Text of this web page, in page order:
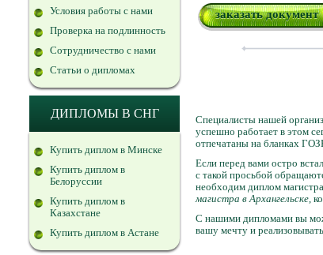
Условия работы с нами
Проверка на подлинность
Сотрудничество с нами
Статьи о дипломах
ДИПЛОМЫ В СНГ
Купить диплом в Минске
Купить диплом в
Белоруссии
Купить диплом в
Казахстане
Купить диплом в Астане
заказать документ
Специалисты нашей
успешно работает в этом
отпечатаны на бланках
Если перед вами остро
с такой просьбой
необходим диплом
магистра в Архангельске,
С нашими дипломами вы
вашу мечту и